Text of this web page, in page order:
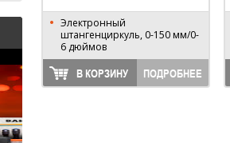
Электронный
штангенциркуль, 0-150 мм/0-
6 дюймов
В КОРЗИНУ ПОДРОБНЕЕ